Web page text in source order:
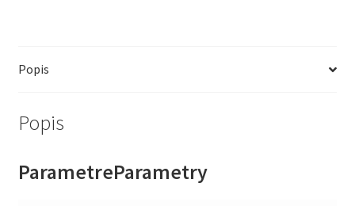
Popis
Popis
ParametreParametry